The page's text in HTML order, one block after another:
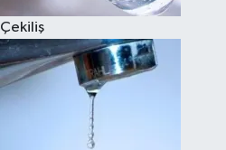
Çekiliş